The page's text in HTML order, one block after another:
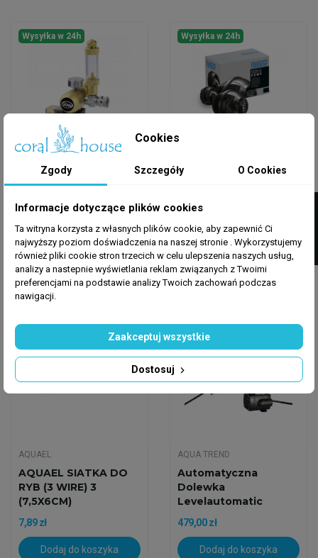
Wysyłka w 24h
AQUANOVA
NCO2-REG-SOLENOID
Reduktor CO2 Z
Elektrozaworem
247,17 zł
Dodaj do koszyka
Wysyłka w 24h
HYDOR
6500 EU
290,00 zł
Dodaj do koszyka
AQUAEL
AQUAEL SIATKA DO
RYB (3 WIRE) 3
(7,5X6CM)
7,89 zł
Dodaj do koszyka
AQUA TREND
Automatyczna
Dolewka
Levelautomatic
Milestone Z Pompą
DC
479,00 zł
Dodaj do koszyka
Cookies
Zgody Szczegóły O Cookies
Informacje dotyczące plików cookies
Ta witryna korzysta z własnych plików cookie, aby zapewnić Ci
najwyższy poziom doświadczenia na naszej stronie . Wykorzystujemy
również pliki cookie stron trzecich w celu ulepszenia naszych usług,
analizy a nastepnie wyświetlania reklam związanych z Twoimi
preferencjami na podstawie analizy Twoich zachowań podczas
nawigacji.
Dostosuj
Zaakceptuj wszystkie